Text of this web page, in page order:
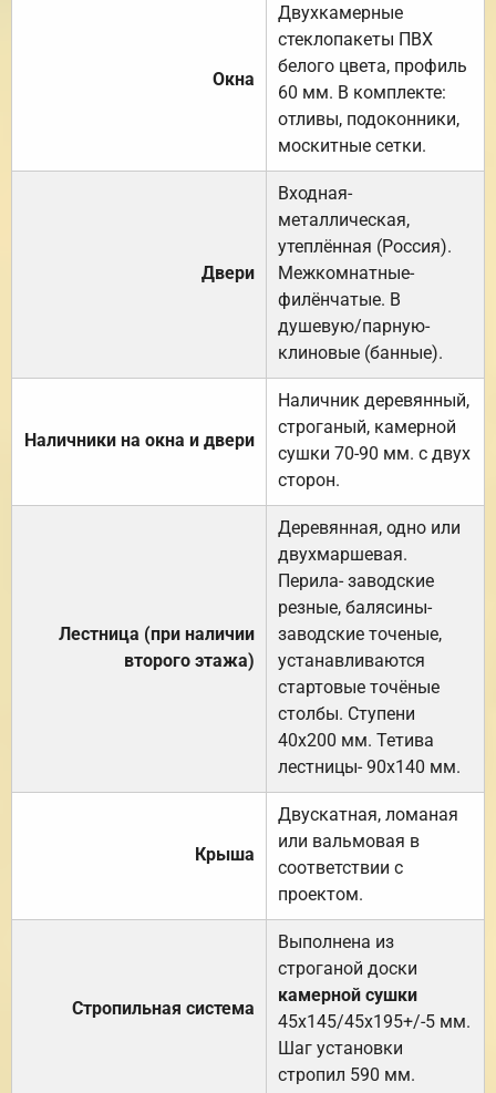
Окна
Двухкамерные
стеклопакеты ПВХ
белого цвета, профиль
60 мм. В комплекте:
отливы, подоконники,
москитные сетки.
Двери
Входная-
металлическая,
утеплённая (Россия).
Межкомнатные-
филёнчатые. В
душевую/парную-
клиновые (банные).
Наличники на окна и двери
Наличник деревянный,
строганый, камерной
сушки 70-90 мм. с двух
сторон.
Лестница (при наличии
второго этажа)
Деревянная, одно или
двухмаршевая.
Перила- заводские
резные, балясины-
заводские точеные,
устанавливаются
стартовые точёные
столбы. Ступени
40х200 мм. Тетива
лестницы- 90х140 мм.
Крыша
Двускатная, ломаная
или вальмовая в
соответствии с
проектом.
Стропильная система
Выполнена из
строганой доски
камерной сушки
45х145/45х195+/-5 мм.
Шаг установки
стропил 590 мм.